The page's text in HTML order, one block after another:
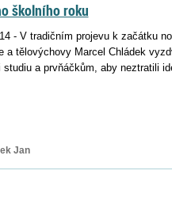
školního roku
- V tradičním projevu k začátku
a tělovýchovy Marcel Chládek
studiu a prvňáčkům, aby neztratili
Jan